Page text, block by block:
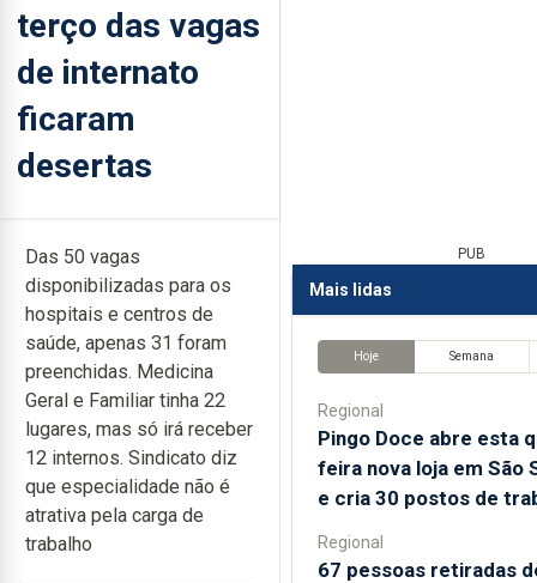
terço das vagas
de internato
ficaram
desertas
Das 50 vagas
disponibilizadas para os
hospitais e centros de
saúde, apenas 31 foram
preenchidas. Medicina
Geral e Familiar tinha 22
lugares, mas só irá receber
12 internos. Sindicato diz
que especialidade não é
atrativa pela carga de
trabalho
PUB
Mais lidas
Hoje Semana
Regional
Pingo Doce abre esta
feira nova loja em São
e cria 30 postos de
Regional
67 pessoas retiradas